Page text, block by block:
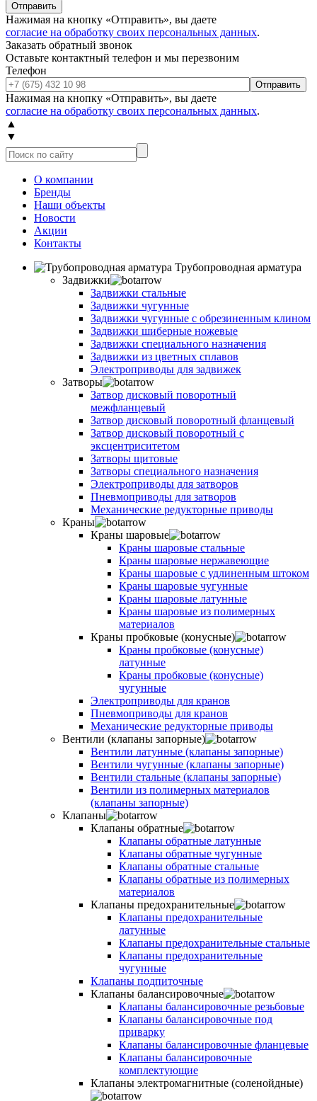
Отправить
Нажимая на кнопку «Отправить», вы даете
согласие на обработку своих персональных данных.
Заказать обратный звонок
Оставьте контактный телефон и мы перезвоним
Телефон
Отправить
Нажимая на кнопку «Отправить», вы даете
согласие на обработку своих персональных данных.
▲
▼
О компании
Бренды
Наши объекты
Новости
Акции
Контакты
Трубопроводная арматура
Задвижки
Задвижки стальные
Задвижки чугунные
Задвижки чугунные с обрезиненным клином
Задвижки шиберные ножевые
Задвижки специального назначения
Задвижки из цветных сплавов
Электроприводы для задвижек
Затворы
Затвор дисковый поворотный
межфланцевый
Затвор дисковый поворотный фланцевый
Затвор дисковый поворотный с
эксцентриситетом
Затворы щитовые
Затворы специального назначения
Электроприводы для затворов
Пневмоприводы для затворов
Механические редукторные приводы
Краны
Краны шаровые
Краны шаровые стальные
Краны шаровые нержавеющие
Краны шаровые с удлиненным штоком
Краны шаровые чугунные
Краны шаровые латунные
Краны шаровые из полимерных
материалов
Краны пробковые (конусные)
Краны пробковые (конусные)
латунные
Краны пробковые (конусные)
чугунные
Электроприводы для кранов
Пневмоприводы для кранов
Механические редукторные приводы
Вентили (клапаны запорные)
Вентили латунные (клапаны запорные)
Вентили чугунные (клапаны запорные)
Вентили стальные (клапаны запорные)
Вентили из полимерных материалов
(клапаны запорные)
Клапаны
Клапаны обратные
Клапаны обратные латунные
Клапаны обратные чугунные
Клапаны обратные стальные
Клапаны обратные из полимерных
материалов
Клапаны предохранительные
Клапаны предохранительные
латунные
Клапаны предохранительные стальные
Клапаны предохранительные
чугунные
Клапаны подпиточные
Клапаны балансировочные
Клапаны балансировочные резьбовые
Клапаны балансировочные под
приварку
Клапаны балансировочные фланцевые
Клапаны балансировочные
комплектующие
Клапаны электромагнитные (соленойдные)